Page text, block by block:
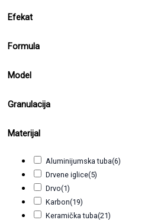
Efekat
Formula
Model
Granulacija
Materijal
Aluminijumska tuba(6)
Drvene iglice(5)
Drvo(1)
Karbon(19)
Keramička tuba(21)